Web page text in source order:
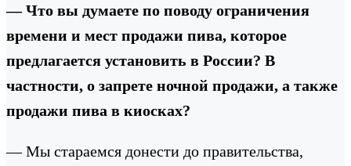
— Что вы думаете по поводу ограничения
времени и мест продажи пива, которое
предлагается установить в России? В
частности, о запрете ночной продажи, а также
продажи пива в киосках?
— Мы стараемся донести до правительства,